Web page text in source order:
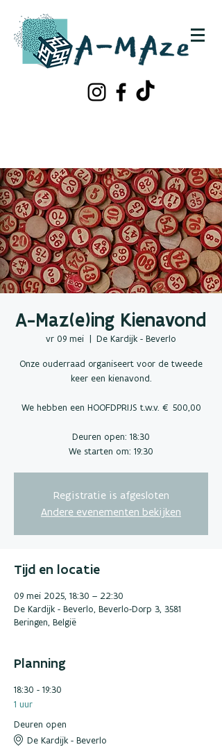
A-Maz(e)ing Kienavond
vr 09 mei
  |
De Kardijk - Beverlo
Onze ouderraad organiseert voor de tweede
keer een kienavond.
We hebben een HOOFDPRIJS t.w.v. € 500,00
Deuren open: 18:30
We starten om: 19:30
Registratie is afgesloten
Andere evenementen bekijken
Tijd en locatie
09 mei 2025, 18:30 – 22:30
De Kardijk - Beverlo, Beverlo-Dorp 3, 3581
Beringen, België
Planning
18:30 - 19:30
1 uur
Deuren open
De Kardijk - Beverlo